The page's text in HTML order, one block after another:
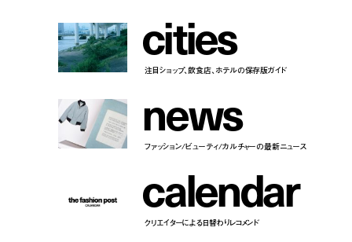
cities
注目ショップ、飲食店、ホテルの保存版ガイド
news
ファッション/ビューティ/カルチャーの最新ニュース
calendar
クリエイターによる日替わりレコメンド